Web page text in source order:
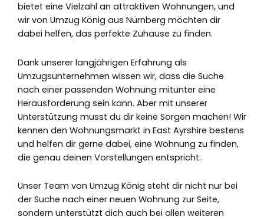
bietet eine Vielzahl an attraktiven Wohnungen, und
wir von Umzug König aus Nürnberg möchten dir
dabei helfen, das perfekte Zuhause zu finden.
Dank unserer langjährigen Erfahrung als
Umzugsunternehmen wissen wir, dass die Suche
nach einer passenden Wohnung mitunter eine
Herausforderung sein kann. Aber mit unserer
Unterstützung musst du dir keine Sorgen machen! Wir
kennen den Wohnungsmarkt in East Ayrshire bestens
und helfen dir gerne dabei, eine Wohnung zu finden,
die genau deinen Vorstellungen entspricht.
Unser Team von Umzug König steht dir nicht nur bei
der Suche nach einer neuen Wohnung zur Seite,
sondern unterstützt dich auch bei allen weiteren